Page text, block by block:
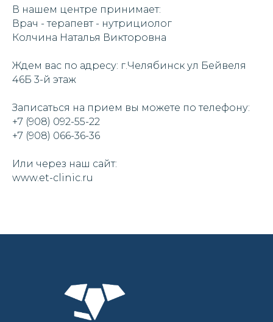
В нашем центре принимает:
Врач - терапевт - нутрициолог
Колчина Наталья Викторовна
Ждем вас по адресу: г.Челябинск ул Бейвеля
46Б 3-й этаж
Записаться на прием вы можете по телефону:
+7 (908) 092-55-22
+7 (908) 066-36-36
Или через наш сайт:
www.et-clinic.ru